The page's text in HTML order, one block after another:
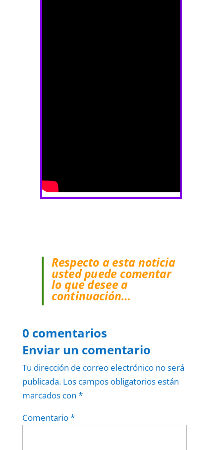
Respecto a esta noticia
usted puede comentar
lo que desee a
continuación…
0 comentarios
Enviar un comentario
Tu dirección de correo electrónico no será
publicada. Los campos obligatorios están
marcados con *
Comentario*